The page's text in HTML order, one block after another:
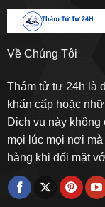
Về Chúng Tôi
Thám tử tư 24h là
khẩn cấp hoặc
Dịch vụ này không
mọi lúc mọi nơi
hàng khi đối mặt